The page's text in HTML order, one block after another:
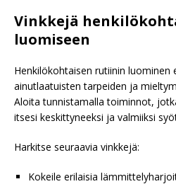
Vinkkejä
luomiseen
Henkilökohtaisen rutiinin luominen
ainutlaatuisten tarpeiden ja
Aloita tunnistamalla toiminnot,
itsesi keskittyneeksi ja valmiiksi
Harkitse seuraavia vinkkejä:
Kokeile erilaisia